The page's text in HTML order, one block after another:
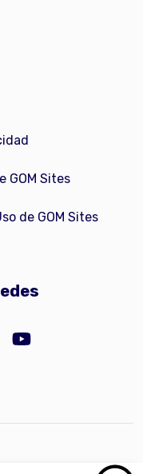
GOM Sites
de GOM Sites